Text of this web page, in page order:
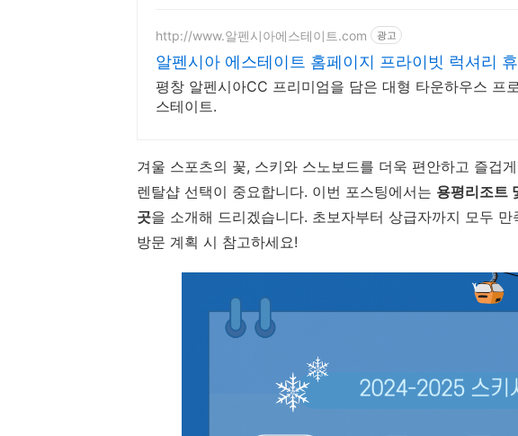
http://www.알펜시아에스테이트.com 광고
알펜시아 에스테이트 홈페이지 프라이빗 럭셔리
평창 알펜시아CC 프리미엄을 담은 대형 타운하우스 프
스테이트.
겨울 스포츠의 꽃, 스키와 스노보드를 더욱 편안하고 즐겁
렌탈샵 선택이 중요합니다. 이번 포스팅에서는 용평리조트
곳을 소개해 드리겠습니다. 초보자부터 상급자까지 모두
방문 계획 시 참고하세요!